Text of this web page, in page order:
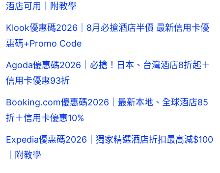
酒店可用｜附教學
Klook優惠碼2026｜8月必搶酒店半價 最新信用卡優
惠碼+Promo Code
Agoda優惠碼2026｜必搶！日本、台灣酒店8折起＋
信用卡優惠93折
Booking.com優惠碼2026｜最新本地、全球酒店85
折＋信用卡優惠10%
Expedia優惠碼2026｜獨家精選酒店折扣最高減$100
｜附教學